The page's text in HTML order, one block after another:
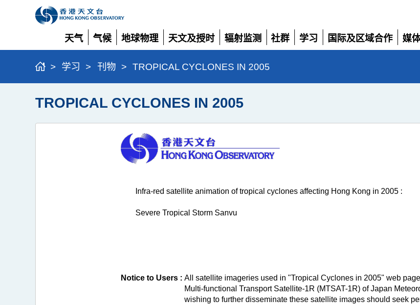
天气
展
开
气候
展
开
地球物理
展
开
天文及授时
展
开
辐射监测
展
开
社群
展
学习
展
国际及区域合作
展
媒
展
> 学习 > 刊物 > TROPICAL CYCLONES IN 2005
TROPICAL CYCLONES IN 2005
Infra-red satellite animation of tropical cyclones affecting Hong Kong in 2005 :
Severe Tropical Storm Sanvu
Notice to Users : All satellite imageries used in "Tropical Cyclones in 2005" web
Multi-functional Transport Satellite-1R (MTSAT-1R) of Japan
wishing to further disseminate these satellite images should seek